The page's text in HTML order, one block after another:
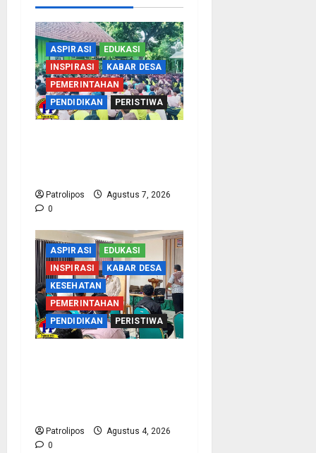
ASPIRASI
EDUKASI
INSPIRASI
KABAR DESA
PEMERINTAHAN
PENDIDIKAN
PERISTIWA
Patrolipos
Agustus 7, 2026
0
ASPIRASI
EDUKASI
INSPIRASI
KABAR DESA
KESEHATAN
PEMERINTAHAN
PENDIDIKAN
PERISTIWA
Patrolipos
Agustus 4, 2026
0